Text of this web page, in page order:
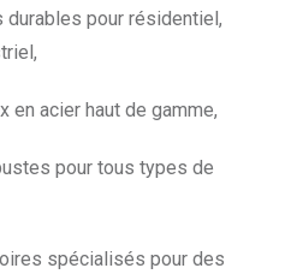
pour résidentiel,
en acier haut de gamme,
pour tous types de
spécialisés pour des